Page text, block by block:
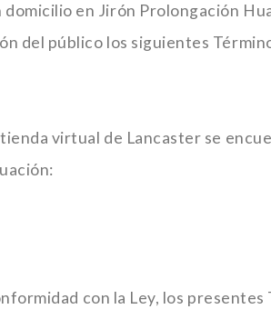
en Jirón Prolongación
del público los siguientes
virtual de Lancaster se
con la Ley, los